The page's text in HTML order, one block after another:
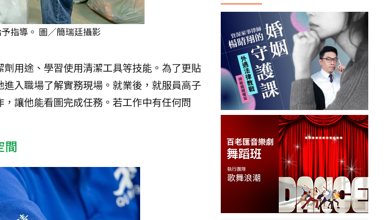
指導。 圖／簡瑞廷攝影
用途、學習使用清潔工具等技能。為了更貼
入職場了解實務現場。就業後，就服員高子
讓他能看圖完成任務。若工作中有任何問
間